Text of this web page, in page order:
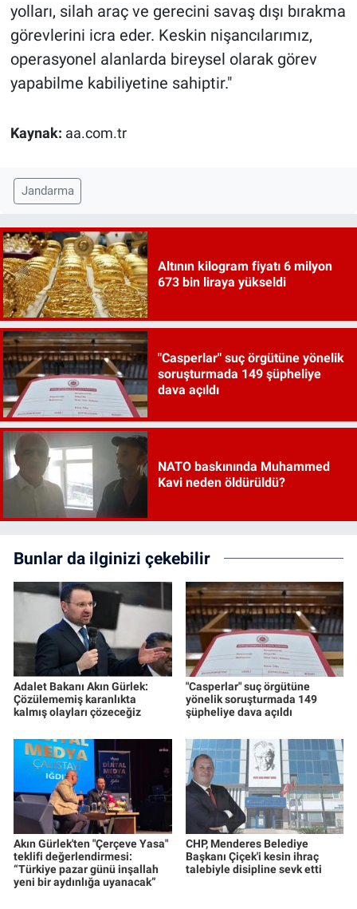
yolları, silah araç ve gerecini savaş dışı bırakma
görevlerini icra eder. Keskin nişancılarımız,
operasyonel alanlarda bireysel olarak görev
yapabilme kabiliyetine sahiptir."
Kaynak: aa.com.tr
Jandarma
Altının kilogram fiyatı 6 milyon
673 bin liraya yükseldi
"Casperlar" suç örgütüne yönelik
soruşturmada 149 şüpheliye
dava açıldı
NATO baskınında Muhammed
Kavi neden öldürüldü?
Bunlar da ilginizi çekebilir
Adalet Bakanı Akın Gürlek:
Çözülememiş karanlıkta
kalmış olayları çözeceğiz
"Casperlar" suç örgütüne
yönelik soruşturmada 149
şüpheliye dava açıldı
Akın Gürlek'ten "Çerçeve Yasa"
teklifi değerlendirmesi:
“Türkiye pazar günü inşallah
yeni bir aydınlığa uyanacak”
CHP, Menderes Belediye
Başkanı Çiçek'i kesin ihraç
talebiyle disipline sevk etti